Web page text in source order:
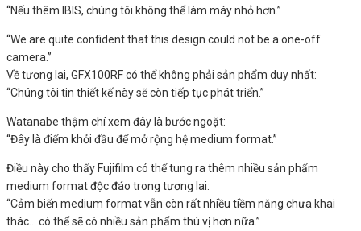
“Nếu thêm IBIS, chúng tôi không thể làm máy nhỏ hơn.”
“We are quite confident that this design could not be a one-off
camera.”
Về tương lai, GFX100RF có thể không phải sản phẩm duy nhất:
“Chúng tôi tin thiết kế này sẽ còn tiếp tục phát triển.”
Watanabe thậm chí xem đây là bước ngoặt:
“Đây là điểm khởi đầu để mở rộng hệ medium format.”
Điều này cho thấy Fujifilm có thể tung ra thêm nhiều sản phẩm
medium format độc đáo trong tương lai:
“Cảm biến medium format vẫn còn rất nhiều tiềm năng chưa khai
thác… có thể sẽ có nhiều sản phẩm thú vị hơn nữa.”